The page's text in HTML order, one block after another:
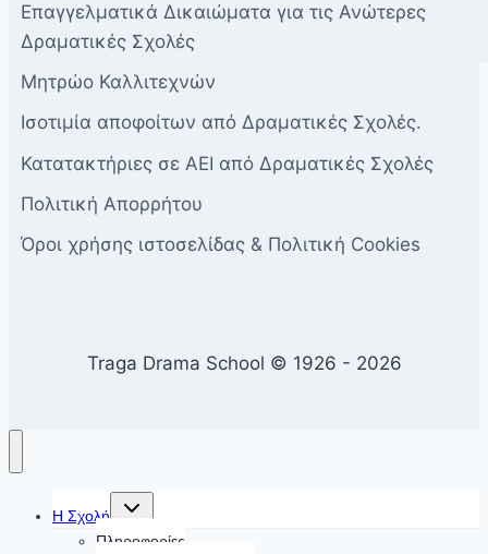
Επαγγελματικά Δικαιώματα για τις Ανώτερες
Δραματικές Σχολές
Μητρώο Καλλιτεχνών
Ισοτιμία αποφοίτων από Δραματικές Σχολές.
Κατατακτήριες σε ΑΕΙ από Δραματικές Σχολές
Πολιτική Απορρήτου
Όροι χρήσης ιστοσελίδας & Πολιτική Cookies
Traga Drama School © 1926 - 2026
Η Σχολή
Toggle
menu
Πληροφορίες